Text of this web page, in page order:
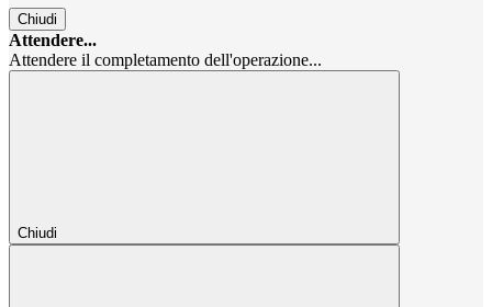
Chiudi
Attendere...
Attendere il completamento dell'operazione...
Chiudi